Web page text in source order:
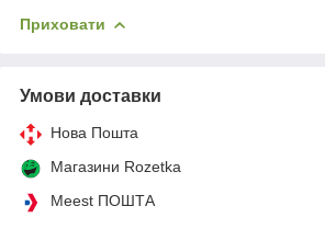
Приховати
Умови доставки
Нова Пошта
Магазини Rozetka
Meest ПОШТА